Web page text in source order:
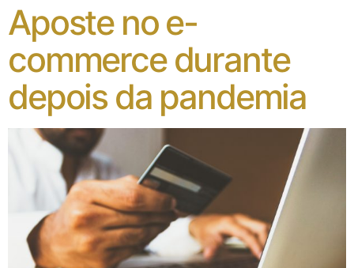
Aposte no e-
commerce durante
depois da pandemia